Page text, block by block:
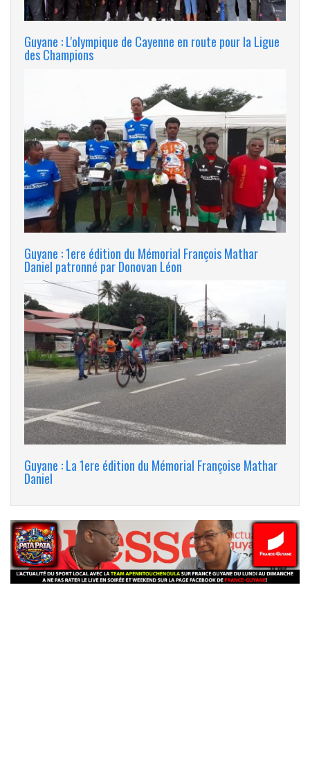
Guyane : L'olympique de Cayenne en route pour la Ligue
des Champions
Guyane : 1ere édition du Mémorial François Mathar
Daniel patronné par Donovan Léon
Guyane : La 1ere édition du Mémorial Françoise Mathar
Daniel
banniere_img